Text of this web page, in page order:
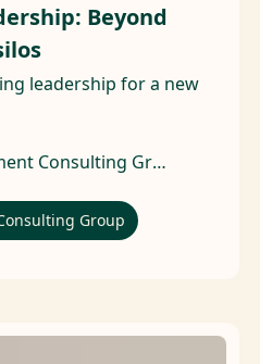
Beyond
leadership for a new
Implement Consulting Group
Group